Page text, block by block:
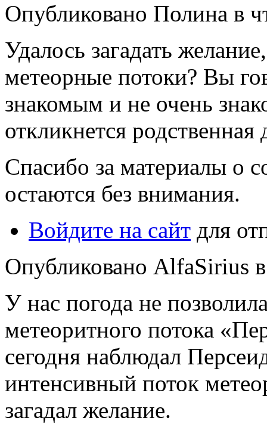
Опубликовано Полина в
Удалось загадать
метеорные потоки? Вы
знакомым и не очень
откликнется
Спасибо за материалы о
остаются без внимания.
Войдите на сайт для
Опубликовано AlfaSirius
У нас погода не
метеоритного потока
сегодня наблюдал
интенсивный поток
загадал желание.